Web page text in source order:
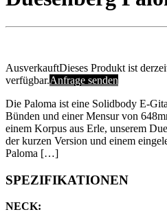
AusverkauftDieses Produkt ist
verfügbar.Anfrage senden
Die Paloma ist eine Solidbody E-
Bünden und einer Mensur von
einem Korpus aus Erle, unserem
der kurzen Version und einem
Paloma […]
SPEZIFIKATIONEN
NECK: